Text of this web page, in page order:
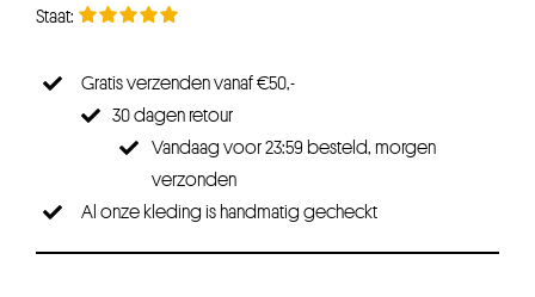
Gratis verzenden vanaf €50,-
30 dagen retour
Vandaag voor 23:59 besteld, morgen
verzonden
Al onze kleding is handmatig gecheckt